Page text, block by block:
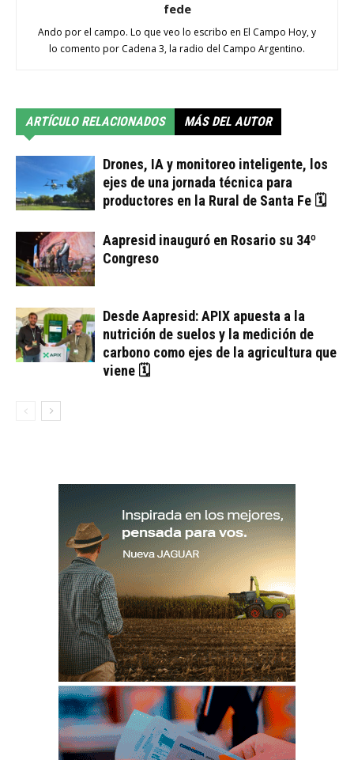
fede
Ando por el campo. Lo que veo lo escribo en El Campo Hoy, y
lo comento por Cadena 3, la radio del Campo Argentino.
ARTÍCULO RELACIONADOS MÁS DEL AUTOR
Drones, IA y monitoreo inteligente, los
ejes de una jornada técnica para
productores en la Rural de Santa Fe 🗓
Aapresid inauguró en Rosario su 34º
Congreso
Desde Aapresid: APIX apuesta a la
nutrición de suelos y la medición de
carbono como ejes de la agricultura que
viene 🗓